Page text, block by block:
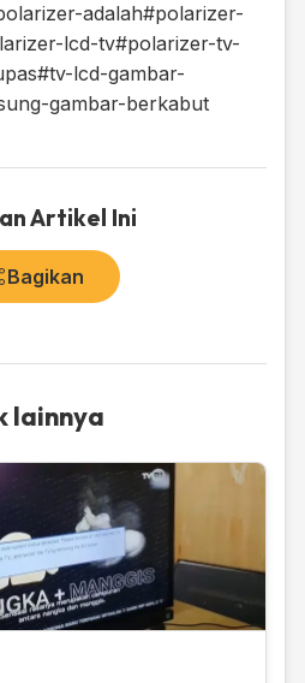
adalah#polarizer-
lcd-tv#polarizer-tv-
#tv-lcd-gambar-
gambar-berkabut
Artikel Ini
Bagikan
lainnya